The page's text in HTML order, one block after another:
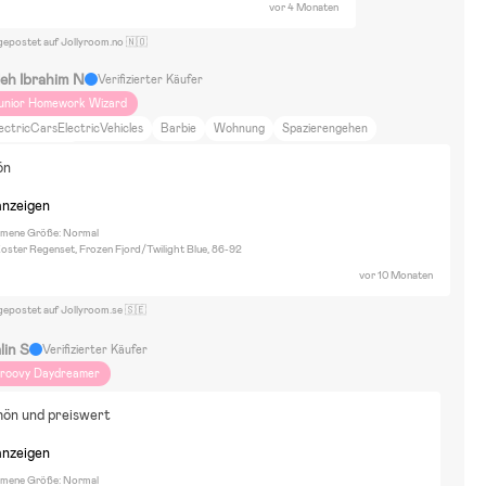
vor 4 Monaten
auf Jollyroom.no 🇳🇴
Ibrahim N
Verifizierter Käufer
Homework Wizard
Barbie Wohnung
Spazierengehen
Größe: Normal
Regenset, Frozen Fjord/Twilight Blue, 86-92
vor 10 Monaten
auf Jollyroom.se 🇸🇪
S
Verifizierter Käufer
Daydreamer
und preiswert
Größe: Normal